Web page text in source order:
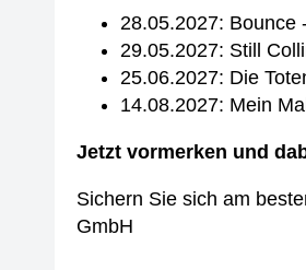
28.05.2027: Bounce
29.05.2027: Still
25.06.2027: Die
14.08.2027: Mein
Jetzt vormerken und
Sichern Sie sich am
GmbH